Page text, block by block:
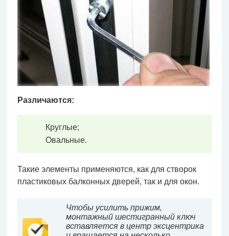
Различаются:
Круглые;
Овальные.
Такие элементы применяются, как для створок
пластиковых балконных дверей, так и для окон.
Чтобы усилить прижим,
монтажный шестигранный ключ
вставляется в центр эксцентрика